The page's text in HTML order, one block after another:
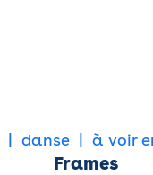
danse à voir
Frames